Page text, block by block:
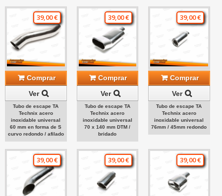
39,00 €
Comprar
Ver
Tubo de escape TA
Technix acero
inoxidable universal
60 mm en forma de S
curvo redondo / afilado
39,00 €
Comprar
Ver
Tubo de escape TA
Technix acero
inoxidable universal
70 x 140 mm DTM /
bridado
39,00 €
Comprar
Ver
Tubo de escape TA
Technix acero
inoxidable universal
76mm / 45mm redondo
39,00 € 39,00 € 39,00 €